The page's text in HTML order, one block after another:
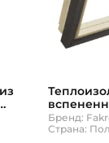
XWT-RU
Бренд:
Страна: